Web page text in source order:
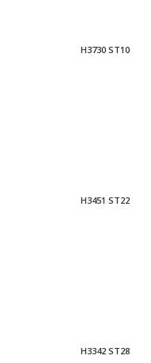
H3730 ST10
H3451 ST22
H3342 ST28